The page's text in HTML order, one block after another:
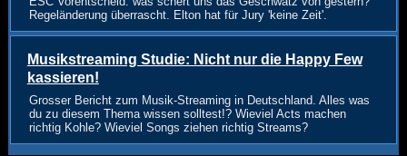
Regeländerung überrascht. Elton hat für Jury 'keine Zeit'.
Musikstreaming Studie: Nicht nur die Happy Few
kassieren!
Grosser Bericht zum Musik-Streaming in Deutschland. Alles was
du zu diesem Thema wissen solltest!? Wieviel Acts machen
richtig Kohle? Wieviel Songs ziehen richtig Streams?